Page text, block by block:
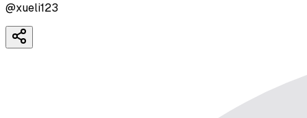
@xueli123